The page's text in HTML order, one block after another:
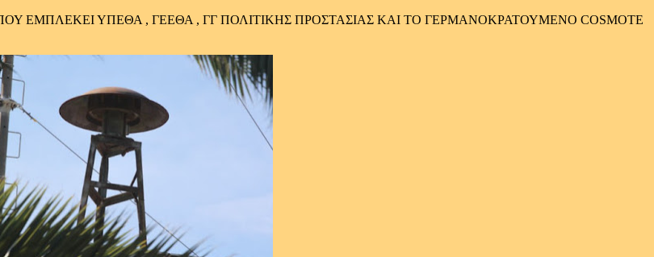
ΥΠΕΘΑ , ΓΕΕΘΑ , ΓΓ ΠΟΛΙΤΙΚΗΣ ΠΡΟΣΤΑΣΙΑΣ ΚΑΙ ΤΟ ΓΕΡΜΑΝΟΚΡΑΤΟΥΜΕΝΟ COSMOTE